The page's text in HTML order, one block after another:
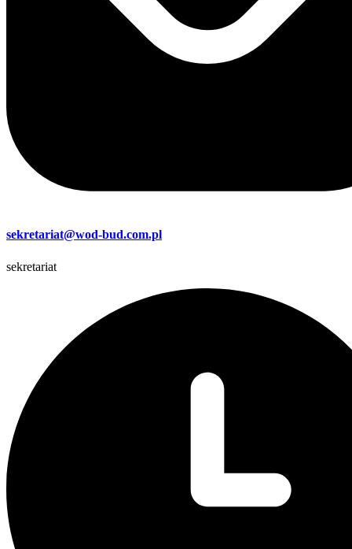
sekretariat@wod-bud.com.pl
sekretariat